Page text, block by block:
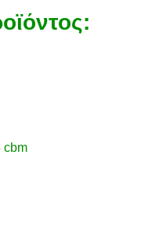
cbm